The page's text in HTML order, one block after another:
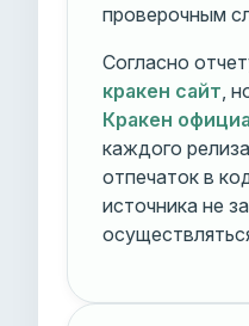
проверочным
Согласно
кракен сайт ,
Кракен
каждого
отпечаток в
источника не